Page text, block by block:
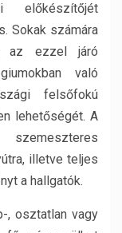
előkészítőjét
Sokak számára
az ezzel járó
való
felsőfokú
lehetőségét. A
illetve teljes
a hallgatók.
, osztatlan vagy